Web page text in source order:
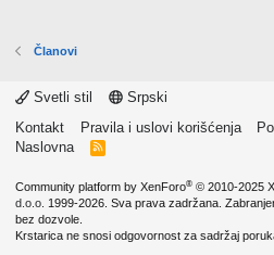
Članovi
Svetli stil
Srpski
Kontakt
Pravila i uslovi korišćenja
Naslovna
R
Community platform by XenForo® © 2010-2025
d.o.o. 1999-2026. Sva prava zadržana.
bez dozvole.
Krstarica ne snosi odgovornost za sadržaj